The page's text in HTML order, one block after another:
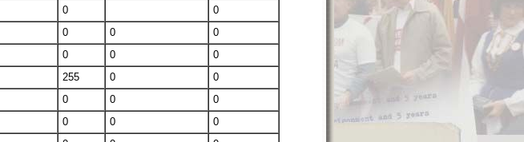
0
0
0 0
0
0 0
0
255 0
0
0 0
0
0 0
0